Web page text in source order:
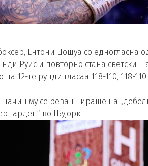
Ентони Џошуа со едногласна
Руис и повторно стана светски
12-те рунди гласаа 118-110, 118-110
начин му се реваншираше на
гарден“ во Њујорк.